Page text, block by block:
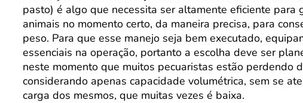
pasto) é algo que necessita ser altamente eficiente para
animais no momento certo, da maneira precisa, para
peso. Para que esse manejo seja bem executado,
essenciais na operação, portanto a escolha deve ser
neste momento que muitos pecuaristas estão perdendo
considerando apenas capacidade volumétrica, sem se
carga dos mesmos, que muitas vezes é baixa.